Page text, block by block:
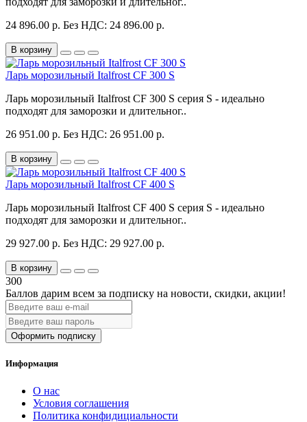
24 896.00 р. Без НДС: 24 896.00 р.
В корзину
Ларь морозильный Italfrost CF 300 S
Ларь морозильный Italfrost CF 300 S серия S - идеально
подходят для заморозки и длительног..
26 951.00 р. Без НДС: 26 951.00 р.
В корзину
Ларь морозильный Italfrost CF 400 S
Ларь морозильный Italfrost CF 400 S серия S - идеально
подходят для заморозки и длительног..
29 927.00 р. Без НДС: 29 927.00 р.
В корзину
300
Баллов дарим всем за подписку на новости, скидки, акции!
Оформить подписку
Информация
О нас
Условия соглашения
Политика конфидициальности